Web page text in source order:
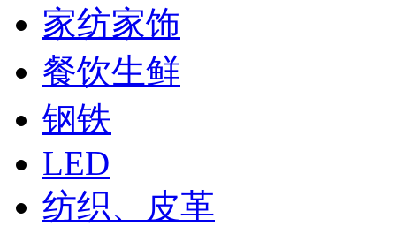
家纺家饰
餐饮生鲜
钢铁
LED
纺织、皮革